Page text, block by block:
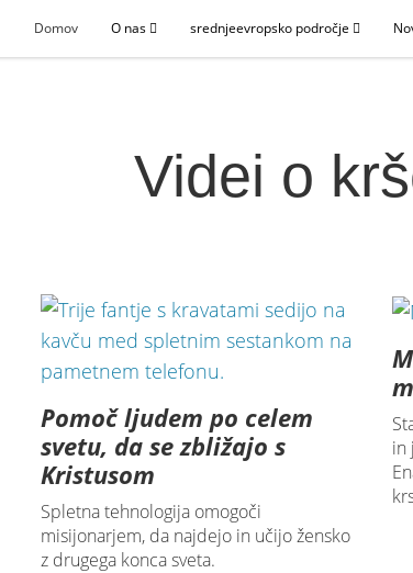
Domov O nas srednjeevropsko področje
Videi o
Pomoč ljudem po celem
svetu, da se zbližajo s
Kristusom
Spletna tehnologija omogoči
misijonarjem, da najdejo in učijo žensko
z drugega konca sveta.
in